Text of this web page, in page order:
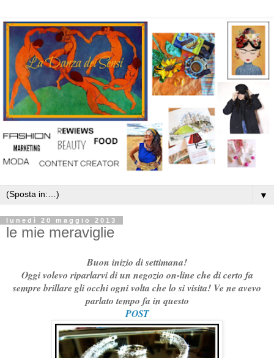
▼
lunedì 20 maggio 2013
le mie meraviglie
Buon inizio di settimana!
Oggi volevo riparlarvi di un negozio on-line che di certo fa
sempre brillare gli occhi ogni volta che lo si visita! Ve ne avevo
parlato tempo fa in questo
POST